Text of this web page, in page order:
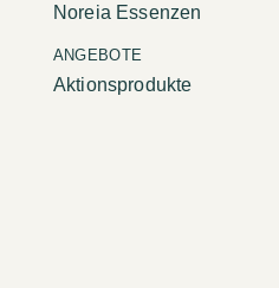
Noreia Essenzen
ANGEBOTE
Aktionsprodukte